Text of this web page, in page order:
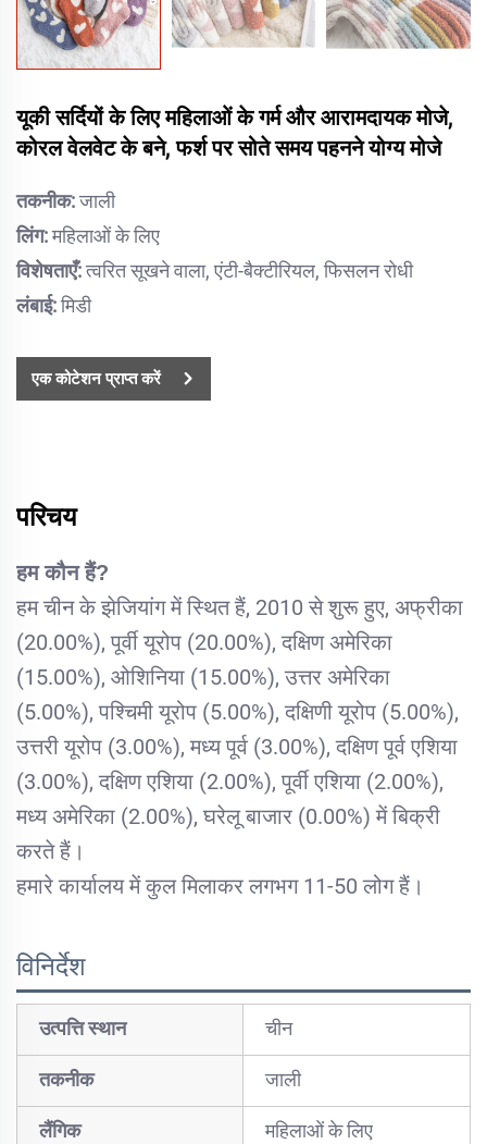
यूकी सर्दियों के लिए महिलाओं के गर्म और आरामदायक मोजे,
कोरल वेलवेट के बने, फर्श पर सोते समय पहनने योग्य मोजे
तकनीक:जाली
लिंग:महिलाओं के लिए
विशेषताएँ:त्वरित सूखने वाला, एंटी-बैक्टीरियल, फिसलन रोधी
लंबाई:मिडी
एक कोटेशन प्राप्त करें
परिचय
हम कौन हैं?
हम चीन के झेजियांग में स्थित हैं, 2010 से शुरू हुए, अफ्रीका
(20.00%), पूर्वी यूरोप (20.00%), दक्षिण अमेरिका
(15.00%), ओशिनिया (15.00%), उत्तर अमेरिका
(5.00%), पश्चिमी यूरोप (5.00%), दक्षिणी यूरोप (5.00%),
उत्तरी यूरोप (3.00%), मध्य पूर्व (3.00%), दक्षिण पूर्व एशिया
(3.00%), दक्षिण एशिया (2.00%), पूर्वी एशिया (2.00%),
मध्य अमेरिका (2.00%), घरेलू बाजार (0.00%) में बिक्री
करते हैं।
हमारे कार्यालय में कुल मिलाकर लगभग 11-50 लोग हैं।
विनिर्देश
उत्पत्ति स्थान चीन
तकनीक जाली
लैंगिक महिलाओं के लिए